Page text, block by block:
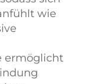
wie
ermöglicht